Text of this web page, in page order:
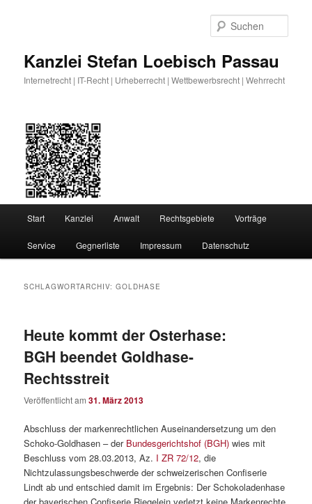
Kanzlei Stefan Loebisch Passau
Internetrecht | IT-Recht | Urheberrecht | Wettbewerbsrecht | Wehrrecht
Start Kanzlei Anwalt Rechtsgebiete Vorträge
Service Gegnerliste Impressum Datenschutz
SCHLAGWORTARCHIV:GOLDHASE
Heute kommt der Osterhase:
BGH beendet Goldhase-
Rechtsstreit
Veröffentlicht am31. März 2013
Abschluss der markenrechtlichen Auseinandersetzung um den
Schoko-Goldhasen – der Bundesgerichtshof (BGH) wies mit
Beschluss vom 28.03.2013, Az. I ZR 72/12, die
Nichtzulassungsbeschwerde der schweizerischen Confiserie
Lindt ab und entschied damit im Ergebnis: Der Schokoladenhase